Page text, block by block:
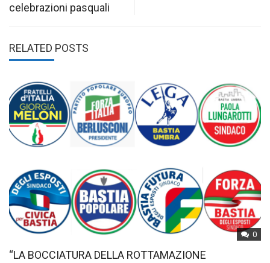
celebrazioni pasquali
RELATED POSTS
0
“LA BOCCIATURA DELLA ROTTAMAZIONE